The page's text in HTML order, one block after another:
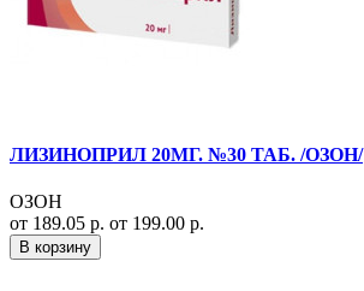
ЛИЗИНОПРИЛ 20МГ. №30 ТАБ. /ОЗОН/
ОЗОН
от 189.05 р. от 199.00 р.
В корзину